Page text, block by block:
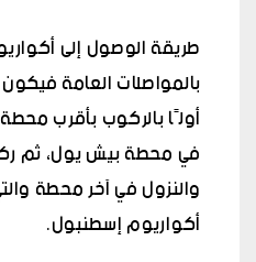
طريقة الوصول إلى
بالمواصلات العامة
أولًا بالركوب بأقرب
في محطة بيش يول، ثم
والنزول في آخر محطة
أكواريوم إسطنبول.